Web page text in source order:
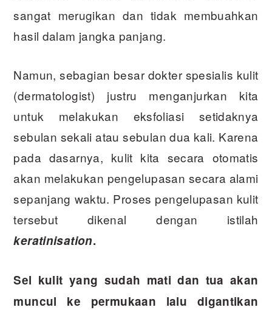
sangat merugikan dan tidak membuahkan
hasil dalam jangka panjang.
Namun, sebagian besar dokter spesialis kulit
(dermatologist) justru menganjurkan kita
untuk melakukan eksfoliasi setidaknya
sebulan sekali atau sebulan dua kali. Karena
pada dasarnya, kulit kita secara otomatis
akan melakukan pengelupasan secara alami
sepanjang waktu. Proses pengelupasan kulit
tersebut dikenal dengan istilah
keratinisation.
Sel kulit yang sudah mati dan tua akan
muncul ke permukaan lalu digantikan